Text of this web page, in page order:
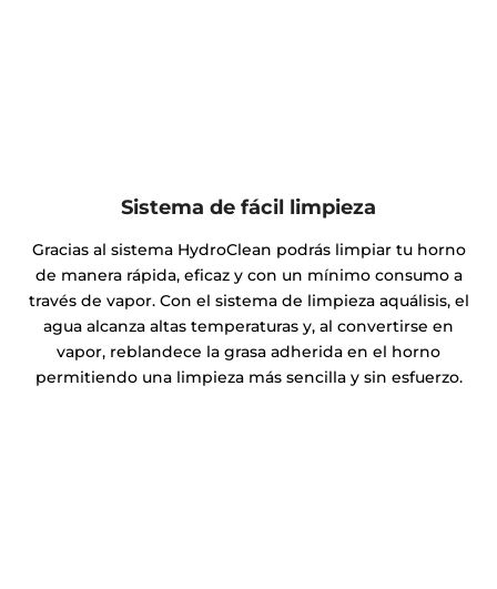
Sistema de fácil limpieza
Gracias al sistema HydroClean podrás limpiar tu horno
de manera rápida, eficaz y con un mínimo consumo a
través de vapor. Con el sistema de limpieza aquálisis, el
agua alcanza altas temperaturas y, al convertirse en
vapor, reblandece la grasa adherida en el horno
permitiendo una limpieza más sencilla y sin esfuerzo.